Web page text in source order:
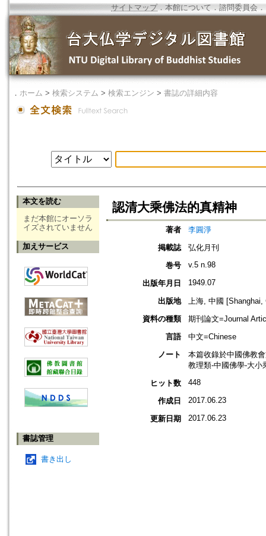
サイトマップ．本館について ． 諮問委員会 ．
． ホーム > 検索システム > 検索エンジン > 書誌の詳細内容
本文を読む
まだ本館にオーソラ
イズされていません
加えサービス
書誌管理
書き出し
認清大乘佛法的真精神
著者
李圓淨
掲載誌
弘化月刊
巻号
v.5 n.98
出版年月日 1949.07
出版地
上海, 中國 [Shanghai,
資料の種類
期刊論文=Journal
言語
中文=Chinese
ノート
本篇收錄於中國佛教
教理類-中國佛學-大小
ヒット数
448
作成日 2017.06.23
更新日期 2017.06.23